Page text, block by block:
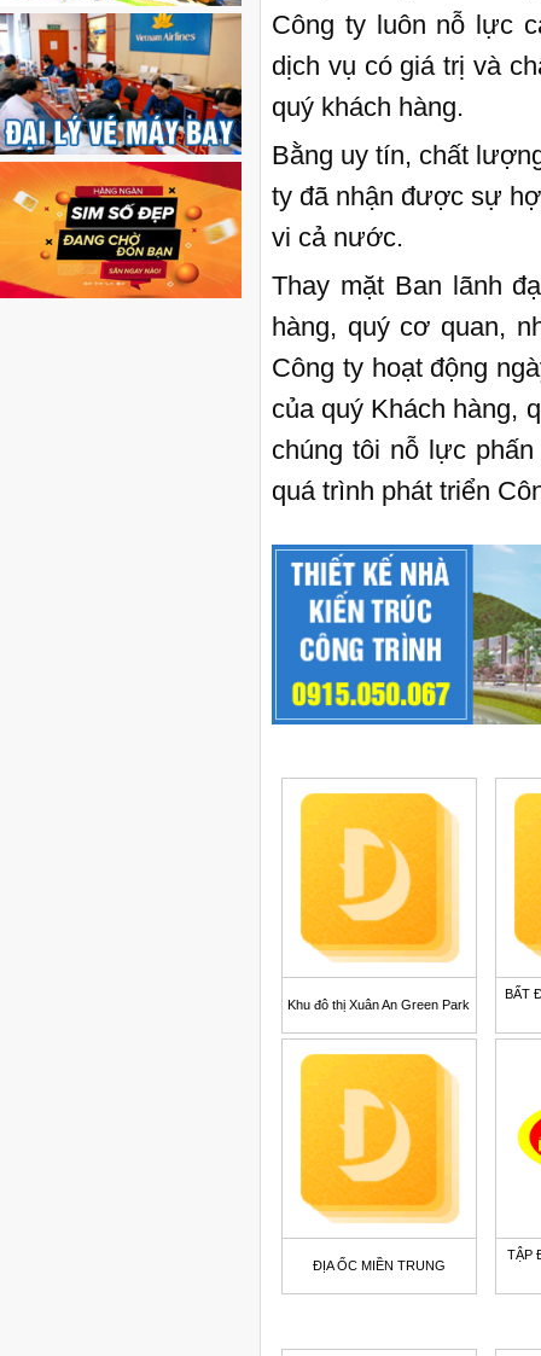
Công ty luôn nỗ lực
dịch vụ có giá trị và
quý khách hàng.
Bằng uy tín, chất
ty đã nhận được sự
vi cả nước.
Thay mặt Ban lãnh
hàng, quý cơ quan,
Công ty hoạt động
của quý Khách hàng,
chúng tôi nỗ lực
quá trình phát triển
Khu đô thị Xuân An Green Park
BẤT
ĐỊA ỐC MIỀN TRUNG
TẬP